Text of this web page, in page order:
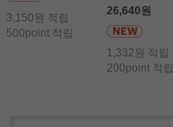
3,150원 적립
500point 적립
26,640원
1,332원 적립
200point 적립